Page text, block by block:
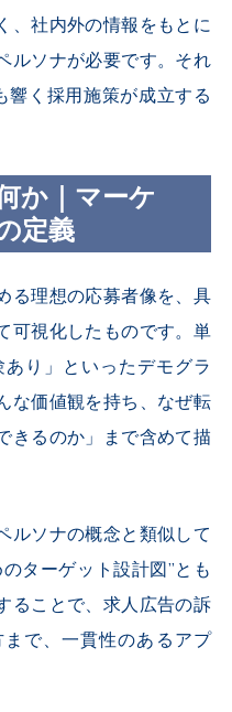
、社内外の情報をもとに
ルソナが必要です。それ
く採用施策が成立する
か｜マーケ
定義
る理想の応募者像を、具
可視化したものです。単
り」といったデモグラ
な価値観を持ち、なぜ転
きるのか」まで含めて描
ルソナの概念と類似して
ターゲット設計図”とも
ることで、求人広告の訴
で、一貫性のあるアプ